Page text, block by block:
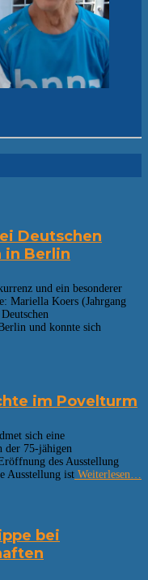
Deutschen
in Berlin
und ein besonderer
Mariella Koers (Jahrgang
und konnte sich
im Povelturm
sich eine
der 75-jähigen
des Ausstellung
Ausstellung ist Weiterlesen…
bei